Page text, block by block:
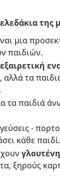
μια
παιδιών.
εξαιρετική
τα
τα παιδιά
-
κάθε παιδί.
ξηρούς